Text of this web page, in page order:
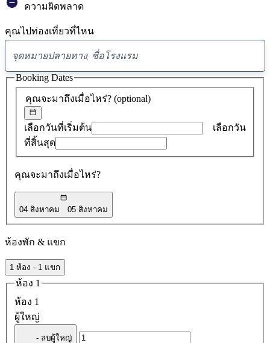
ความผิดพลาด
คุณไปท่องเที่ยวที่ไหน
พบ
ข้อ
เสนอ
0
คุณจะมาถึงเมื่อไหร่? (optional)
เลือกวันที่เริ่มต้น
เลือกวัน
ที่สิ้นสุด
คุณจะมาถึงเมื่อไหร่?
04 สิงหาคม 05 สิงหาคม
Booking Dates
ห้องพัก & แขก
1 ห้อง - 1 แขก
ห้อง 1
ห้อง 1
ผู้ใหญ่
- ลบผู้ใหญ่